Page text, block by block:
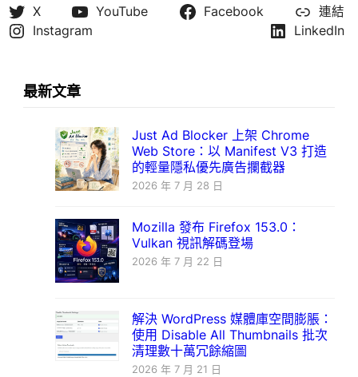
X YouTube Facebook
連結
Instagram
LinkedIn
最新文章
Just Ad Blocker 上架 Chrome
Web Store：以 Manifest V3 打造
的輕量隱私優先廣告攔截器
2026 年 7 月 28 日
Mozilla 發布 Firefox 153.0：
Vulkan 視訊解碼登場
2026 年 7 月 22 日
解決 WordPress 媒體庫空間膨脹：
使用 Disable All Thumbnails 批次
清理數十萬冗餘縮圖
2026 年 7 月 21 日